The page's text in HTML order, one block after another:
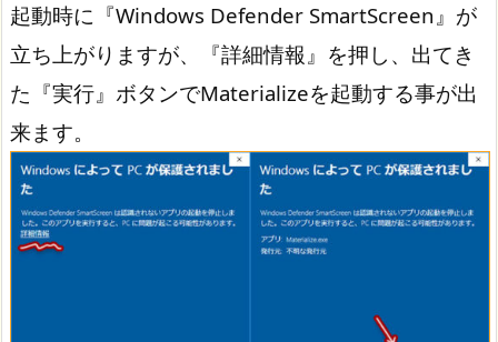
起動時に『Windows Defender SmartScreen』が
立ち上がりますが、『詳細情報』を押し、出てき
た『実行』ボタンでMaterializeを起動する事が出
来ます。